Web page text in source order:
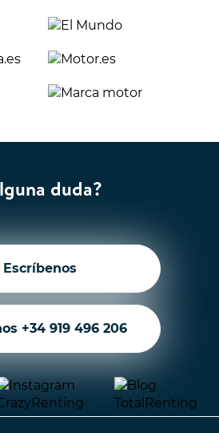
duda?
Escríbenos
+34 919 496 206